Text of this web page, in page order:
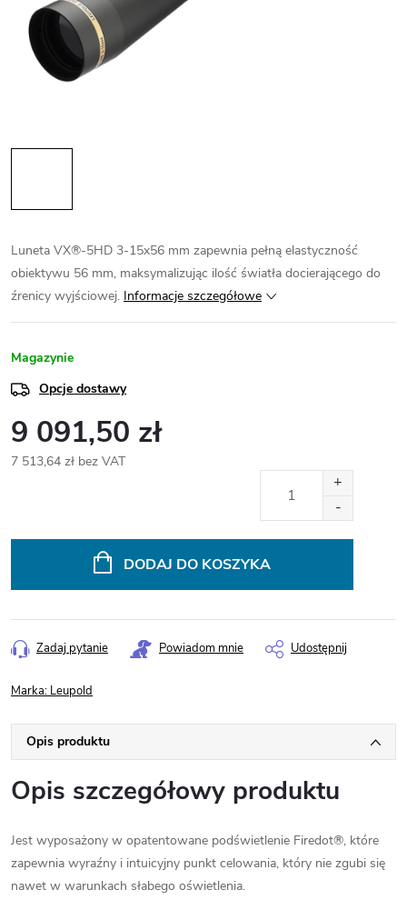
Luneta VX®-5HD 3-15x56 mm zapewnia pełną elastyczność
obiektywu 56 mm, maksymalizując ilość światła docierającego do
źrenicy wyjściowej. Informacje szczegółowe
Magazynie
Opcje dostawy
9 091,50 zł
7 513,64 zł bez VAT
DODAJ DO KOSZYKA
Zadaj pytanie Powiadom mnie Udostępnij
Marka: Leupold
Opis produktu
Opis szczegółowy produktu
Jest wyposażony w opatentowane podświetlenie Firedot®, które
zapewnia wyraźny i intuicyjny punkt celowania, który nie zgubi się
nawet w warunkach słabego oświetlenia.